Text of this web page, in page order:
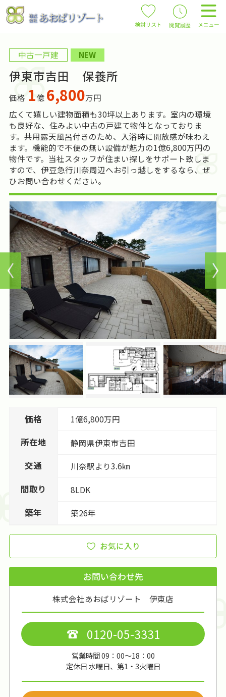
中古一戸建 NEW
伊東市吉田 保養所
価格 1億 6,800万円
広くて嬉しい建物面積も30坪以上あります。室内の環境
も良好な、住みよい中古の戸建て物件となっておりま
す。共用露天風呂付きのため、入浴時に開放感が味わえ
ます。機能的で不便の無い設備が魅力の1億6,800万円の
物件です。当社スタッフが住まい探しをサポート致しま
すので、伊豆急行川奈周辺へお引っ越しをするなら、ぜ
ひお問い合わせください。
価格 1億6,800万円
所在地 静岡県伊東市吉田
交通 川奈駅より3.6㎞
間取り 8LDK
築年 築26年
お気に入り
お問い合わせ先
株式会社あおばリゾート 伊東店
0120-05-3331
営業時間 09：00～18：00
定休日 水曜日、第1・3火曜日